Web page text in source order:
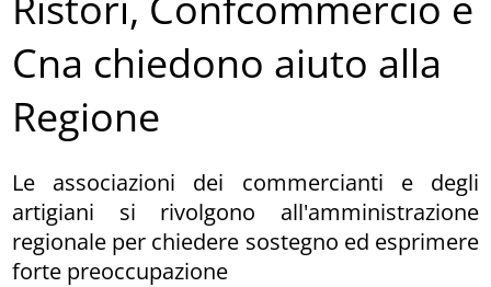
Cna chiedono aiuto alla
Regione
Le associazioni dei commercianti e degli
artigiani si rivolgono all'amministrazione
regionale per chiedere sostegno ed esprimere
forte preoccupazione